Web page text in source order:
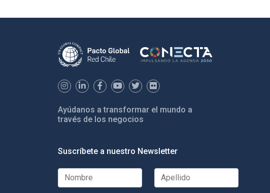
Ayúdanos a transformar el mundo a
través de los negocios
Suscríbete a nuestro Newsletter